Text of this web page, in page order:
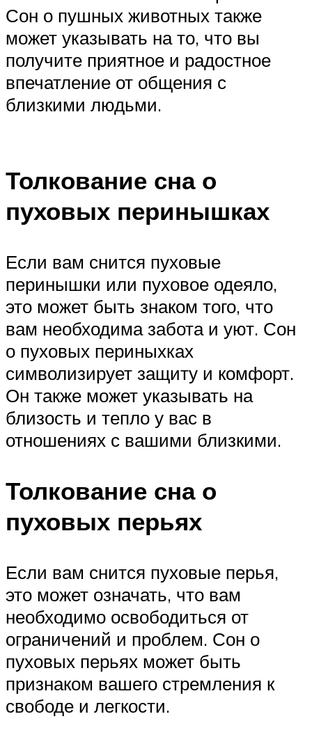
Сон о пушных животных также
может указывать на то, что вы
получите приятное и радостное
впечатление от общения с
близкими людьми.
Толкование сна о
пуховых перинышках
Если вам снится пуховые
перинышки или пуховое одеяло,
это может быть знаком того, что
вам необходима забота и уют. Сон
о пуховых периныхках
символизирует защиту и комфорт.
Он также может указывать на
близость и тепло у вас в
отношениях с вашими близкими.
Толкование сна о
пуховых перьях
Если вам снится пуховые перья,
это может означать, что вам
необходимо освободиться от
ограничений и проблем. Сон о
пуховых перьях может быть
признаком вашего стремления к
свободе и легкости.